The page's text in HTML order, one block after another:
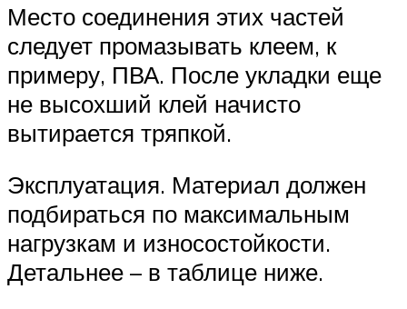
Место соединения этих частей
следует промазывать клеем, к
примеру, ПВА. После укладки еще
не высохший клей начисто
вытирается тряпкой.
Эксплуатация. Материал должен
подбираться по максимальным
нагрузкам и износостойкости.
Детальнее – в таблице ниже.